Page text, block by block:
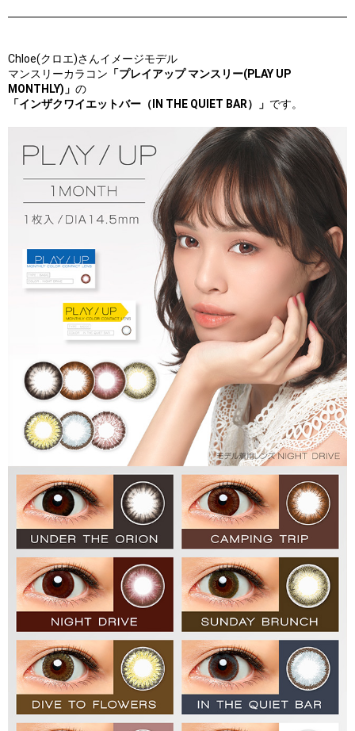
Chloe(クロエ)さんイメージモデル
マンスリーカラコン 「プレイアップ マンスリー(PLAY UP
MONTHLY)」 の
「インザクワイエットバー（IN THE QUIET BAR）」 です。